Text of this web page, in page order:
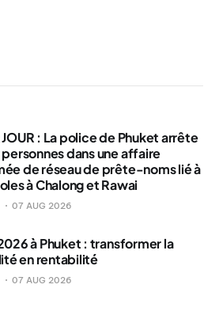
JOUR : La police de Phuket arrête
dans une affaire
de réseau de prête-noms lié à
à Chalong et Rawai
07 AUG 2026
à Phuket : transformer la
en rentabilité
07 AUG 2026